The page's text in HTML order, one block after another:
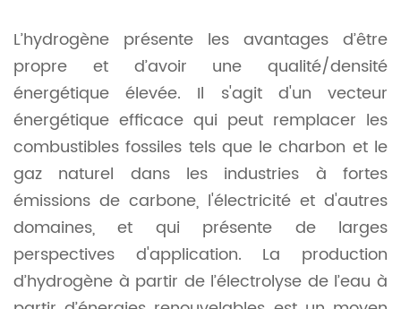
L’hydrogène présente les avantages d’être
propre et d’avoir une qualité/densité
énergétique élevée. Il s'agit d'un vecteur
énergétique efficace qui peut remplacer les
combustibles fossiles tels que le charbon et le
gaz naturel dans les industries à fortes
émissions de carbone, l'électricité et d'autres
domaines, et qui présente de larges
perspectives d'application. La production
d’hydrogène à partir de l’électrolyse de l’eau à